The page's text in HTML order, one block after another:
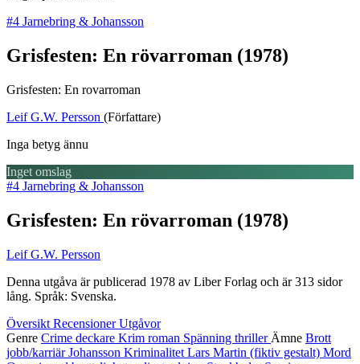
#4 Jarnebring & Johansson
Grisfesten: En rövarroman (1978)
Grisfesten: En rovarroman
Leif G.W. Persson (Författare)
Inga betyg ännu
Inget omslag
#4 Jarnebring & Johansson
Grisfesten: En rövarroman (1978)
Leif G.W. Persson
Denna utgåva är publicerad 1978 av Liber Forlag och är 313 sidor
lång. Språk: Svenska.
Översikt RecensionerUtgåvor
Genre Crime deckare Krim roman Spänning thriller Ämne Brott
jobb/karriärJohansson Kriminalitet Lars Martin (fiktiv gestalt) Mord